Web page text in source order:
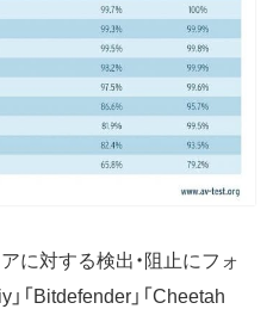
に対する検出・阻止にフォ
「Bitdefender」「Cheetah